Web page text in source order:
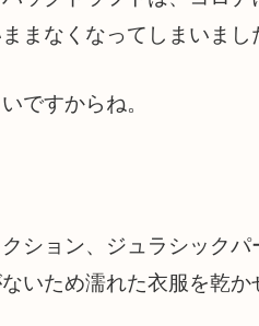
まなくなってしまいまし
ですからね。
ション、ジュラシック
いため濡れた衣服を乾か